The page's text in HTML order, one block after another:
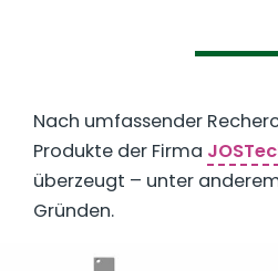
Nach umfassender
Produkte der Firma
überzeugt – unter
Gründen.